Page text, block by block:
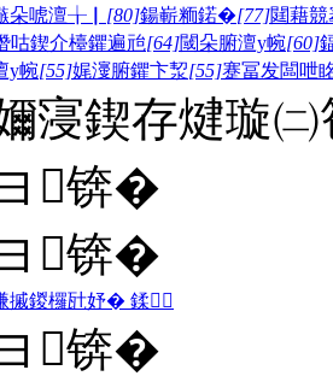
朵唬澶╁▏ [80]鍚嶄粫鍩�[77]閮藉
咕鍥介檯鑺遍兘[64]閾朵腑澶у帵[60]
у帵[55]娓濅腑鑺卞洯[55]蹇冨发闆呭
寖鍥存煡璇
锛�
锛�
摵鍐欏瓧妤� 鍒
锛�